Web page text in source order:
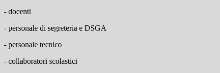
- docenti
- personale di segreteria e DSGA
- personale tecnico
- collaboratori scolastici